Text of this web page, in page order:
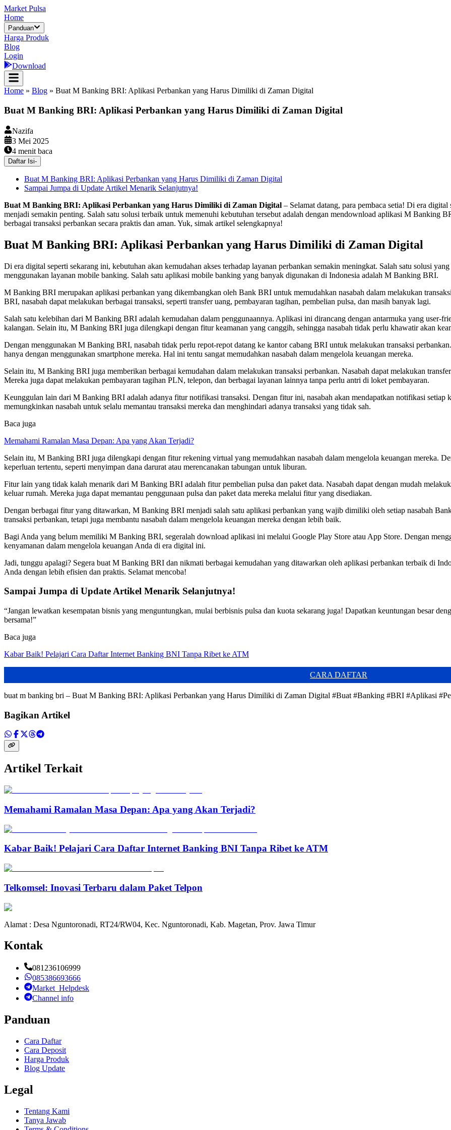
Market Pulsa
Home
Panduan
Harga Produk
Blog
Login
Download
Home » Blog » Buat M Banking BRI: Aplikasi Perbankan yang Harus Dimiliki di Zaman Digital
Buat M Banking BRI: Aplikasi Perbankan yang Harus Dimiliki di Zaman Digital
Nazifa
3 Mei 2025
4 menit baca
Daftar Isi-
Buat M Banking BRI: Aplikasi Perbankan yang Harus Dimiliki di Zaman Digital
Sampai Jumpa di Update Artikel Menarik Selanjutnya!
Buat M Banking BRI: Aplikasi Perbankan yang Harus Dimiliki di Zaman Digital – Selamat datang, para pembaca setia! Di era
menjadi semakin penting. Salah satu solusi terbaik untuk memenuhi kebutuhan tersebut adalah dengan mendownload aplikasi M Banking
berbagai transaksi perbankan secara praktis dan aman. Yuk, simak artikel selengkapnya!
Buat M Banking BRI: Aplikasi Perbankan yang Harus Dimiliki di Zaman Digital
Di era digital seperti sekarang ini, kebutuhan akan kemudahan akses terhadap layanan perbankan semakin meningkat. Salah satu solusi
menggunakan layanan mobile banking. Salah satu aplikasi mobile banking yang banyak digunakan di Indonesia adalah M Banking BRI.
M Banking BRI merupakan aplikasi perbankan yang dikembangkan oleh Bank BRI untuk memudahkan nasabah dalam melakukan
BRI, nasabah dapat melakukan berbagai transaksi, seperti transfer uang, pembayaran tagihan, pembelian pulsa, dan masih banyak lagi.
Salah satu kelebihan dari M Banking BRI adalah kemudahan dalam penggunaannya. Aplikasi ini dirancang dengan antarmuka yang user-
kalangan. Selain itu, M Banking BRI juga dilengkapi dengan fitur keamanan yang canggih, sehingga nasabah tidak perlu khawatir akan
Dengan menggunakan M Banking BRI, nasabah tidak perlu repot-repot datang ke kantor cabang BRI untuk melakukan transaksi
hanya dengan menggunakan smartphone mereka. Hal ini tentu sangat memudahkan nasabah dalam mengelola keuangan mereka.
Selain itu, M Banking BRI juga memberikan berbagai kemudahan dalam melakukan transaksi perbankan. Nasabah dapat melakukan
Mereka juga dapat melakukan pembayaran tagihan PLN, telepon, dan berbagai layanan lainnya tanpa perlu antri di loket pembayaran.
Keunggulan lain dari M Banking BRI adalah adanya fitur notifikasi transaksi. Dengan fitur ini, nasabah akan mendapatkan notifikasi setiap
memungkinkan nasabah untuk selalu memantau transaksi mereka dan menghindari adanya transaksi yang tidak sah.
Baca juga
Memahami Ramalan Masa Depan: Apa yang Akan Terjadi?
Selain itu, M Banking BRI juga dilengkapi dengan fitur rekening virtual yang memudahkan nasabah dalam mengelola keuangan mereka.
keperluan tertentu, seperti menyimpan dana darurat atau merencanakan tabungan untuk liburan.
Fitur lain yang tidak kalah menarik dari M Banking BRI adalah fitur pembelian pulsa dan paket data. Nasabah dapat dengan mudah
keluar rumah. Mereka juga dapat memantau penggunaan pulsa dan paket data mereka melalui fitur yang disediakan.
Dengan berbagai fitur yang ditawarkan, M Banking BRI menjadi salah satu aplikasi perbankan yang wajib dimiliki oleh setiap nasabah
transaksi perbankan, tetapi juga membantu nasabah dalam mengelola keuangan mereka dengan lebih baik.
Bagi Anda yang belum memiliki M Banking BRI, segeralah download aplikasi ini melalui Google Play Store atau App Store. Dengan
kenyamanan dalam mengelola keuangan Anda di era digital ini.
Jadi, tunggu apalagi? Segera buat M Banking BRI dan nikmati berbagai kemudahan yang ditawarkan oleh aplikasi perbankan terbaik di
Anda dengan lebih efisien dan praktis. Selamat mencoba!
Sampai Jumpa di Update Artikel Menarik Selanjutnya!
“Jangan lewatkan kesempatan bisnis yang menguntungkan, mulai berbisnis pulsa dan kuota sekarang juga! Dapatkan keuntungan besar
bersama!”
Baca juga
Kabar Baik! Pelajari Cara Daftar Internet Banking BNI Tanpa Ribet ke ATM
CARA DAFTAR
buat m banking bri – Buat M Banking BRI: Aplikasi Perbankan yang Harus Dimiliki di Zaman Digital #Buat #Banking #BRI #Aplikasi
Bagikan Artikel
Artikel Terkait
Memahami Ramalan Masa Depan: Apa yang Akan Terjadi?
Kabar Baik! Pelajari Cara Daftar Internet Banking BNI Tanpa Ribet ke ATM
Telkomsel: Inovasi Terbaru dalam Paket Telpon
Alamat : Desa Nguntoronadi, RT24/RW04, Kec. Nguntoronadi, Kab. Magetan, Prov. Jawa Timur
Kontak
081236106999
085386693666
Market_Helpdesk
Channel info
Panduan
Cara Daftar
Cara Deposit
Harga Produk
Blog Update
Legal
Tentang Kami
Tanya Jawab